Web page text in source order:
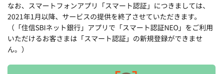
なお、スマートフォンアプリ「スマート認証」につきましては、
2021年1月以降、サービスの提供を終了させていただきます。
（「住信SBIネット銀行」アプリで「スマート認証NEO」をご利用
いただけるお客さまは「スマート認証」の新規登録ができませ
ん。）